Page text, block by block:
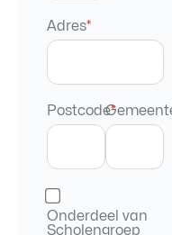
Adres*
Postcode*
Onderdeel van
Scholengroep